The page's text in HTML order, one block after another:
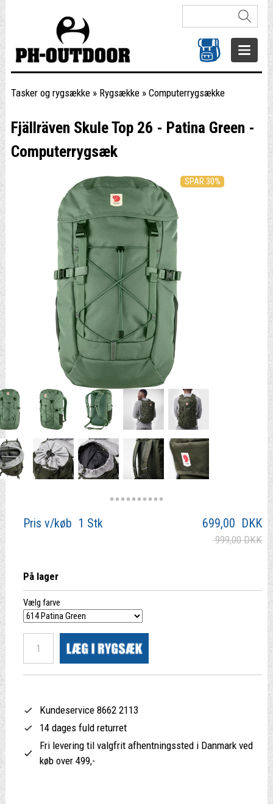
Tasker og rygsække» Rygsække» Computerrygsække
Fjällräven Skule Top 26 - Patina Green -
Computerrygsæk
SPAR 30%
Pris v/køb 1 Stk 699,00 DKK
999,00 DKK
På lager
Vælg farve
Kundeservice 8662 2113
14 dages fuld returret
Fri levering til valgfrit afhentningssted i Danmark ved
køb over 499,-